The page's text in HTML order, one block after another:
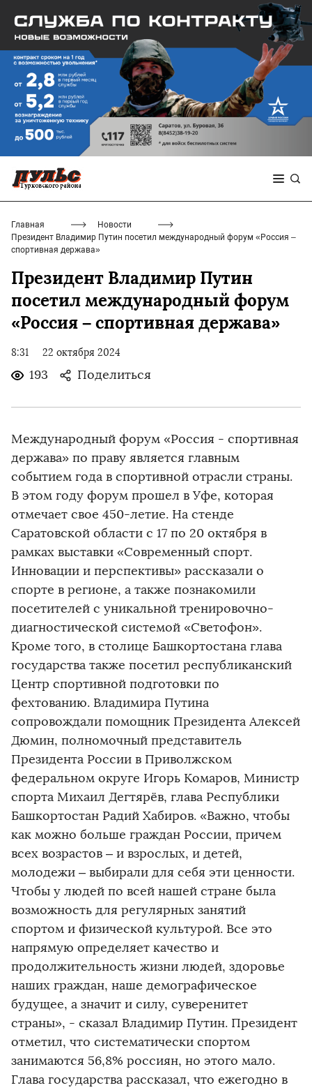
Главная
Новости
Президент Владимир Путин посетил международный форум «Россия –
спортивная держава»
Президент Владимир Путин
посетил международный форум
«Россия – спортивная держава»
8:31 22 октября 2024
193 Поделиться
Международный форум «Россия - спортивная
держава» по праву является главным
событием года в спортивной отрасли страны.
В этом году форум прошел в Уфе, которая
отмечает свое 450-летие. На стенде
Саратовской области с 17 по 20 октября в
рамках выставки «Современный спорт.
Инновации и перспективы» рассказали о
спорте в регионе, а также познакомили
посетителей с уникальной тренировочно-
диагностической системой «Светофон».
Кроме того, в столице Башкортостана глава
государства также посетил республиканский
Центр спортивной подготовки по
фехтованию. Владимира Путина
сопровождали помощник Президента Алексей
Дюмин, полномочный представитель
Президента России в Приволжском
федеральном округе Игорь Комаров, Министр
спорта Михаил Дегтярёв, глава Республики
Башкортостан Радий Хабиров. «Важно, чтобы
как можно больше граждан России, причем
всех возрастов – и взрослых, и детей,
молодежи – выбирали для себя эти ценности.
Чтобы у людей по всей нашей стране была
возможность для регулярных занятий
спортом и физической культурой. Все это
напрямую определяет качество и
продолжительность жизни людей, здоровье
наших граждан, наше демографическое
будущее, а значит и силу, суверенитет
страны», - сказал Владимир Путин. Президент
отметил, что систематически спортом
занимаются 56,8% россиян, но этого мало.
Глава государства рассказал, что ежегодно в